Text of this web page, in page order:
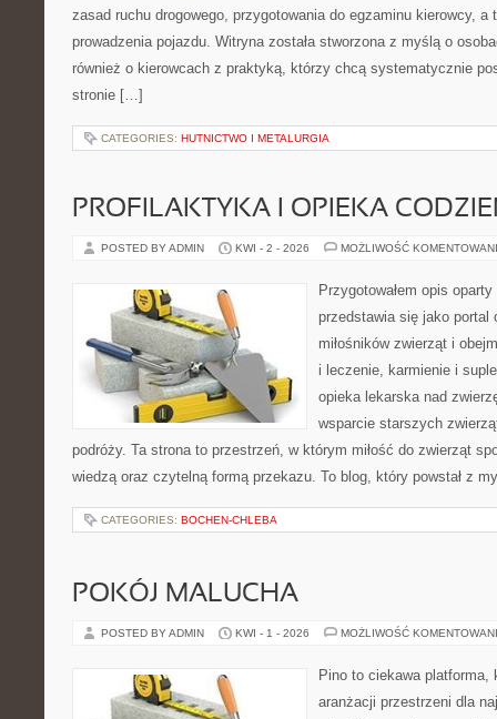
zasad ruchu drogowego, przygotowania do egzaminu kierowcy, a
prowadzenia pojazdu. Witryna została stworzona z myślą o
również o kierowcach z praktyką, którzy chcą systematycznie
stronie […]
CATEGORIES: HUTNICTWO I METALURGIA
PROFILAKTYKA I OPIEKA
POSTED BY ADMIN KWI - 2 - 2026 MOŻLIWOŚĆ
Przygotowałem opis
przedstawia się jako portal
miłośników zwierząt i
i leczenie, karmienie i
opieka lekarska nad
wsparcie starszych
podróży. Ta strona to przestrzeń, w którym miłość do zwierząt
wiedzą oraz czytelną formą przekazu. To blog, który powstał z
CATEGORIES: BOCHEN-CHLEBA
POKÓJ MALUCHA
POSTED BY ADMIN KWI - 1 - 2026 MOŻLIWOŚĆ
Pino to ciekawa platforma,
aranżacji przestrzeni dla